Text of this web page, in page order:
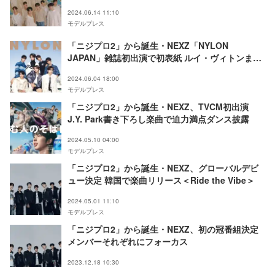
Moving】
2024.06.14 11:10
モデルプレス
「ニジプロ2」から誕生・NEXZ「NYLON
JAPAN」雑誌初出演で初表紙 ルイ・ヴィトンまと
2024.06.04 18:00
モデルプレス
「ニジプロ2」から誕生・NEXZ、TVCM初出演
J.Y. Park書き下ろし楽曲で迫力満点ダンス披露
2024.05.10 04:00
モデルプレス
「ニジプロ2」から誕生・NEXZ、グローバルデビ
ュー決定 韓国で楽曲リリース＜Ride the Vibe＞
2024.05.01 11:10
モデルプレス
「ニジプロ2」から誕生・NEXZ、初の冠番組決定
メンバーそれぞれにフォーカス
2023.12.18 10:30